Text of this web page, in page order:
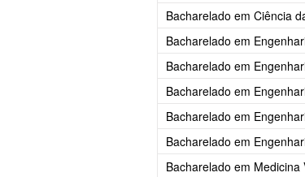
Bacharelado em Ciência
Bacharelado em
Bacharelado em
Bacharelado em
Bacharelado em
Bacharelado em
Bacharelado em Medicina